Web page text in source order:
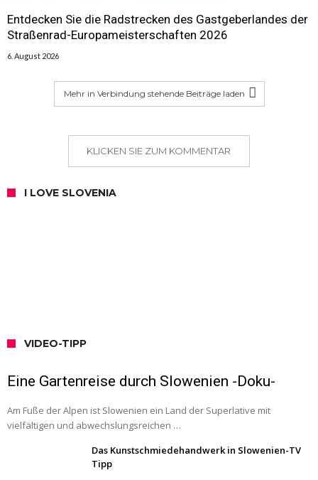
Entdecken Sie die Radstrecken des Gastgeberlandes der
Straßenrad-Europameisterschaften 2026
6. August 2026
Mehr in Verbindung stehende Beiträge laden
KLICKEN SIE ZUM KOMMENTAR
I LOVE SLOVENIA
VIDEO-TIPP
Eine Gartenreise durch Slowenien -Doku-
Am Fuße der Alpen ist Slowenien ein Land der Superlative mit
vielfältigen und abwechslungsreichen …
Das Kunstschmiedehandwerk in Slowenien-TV
Tipp